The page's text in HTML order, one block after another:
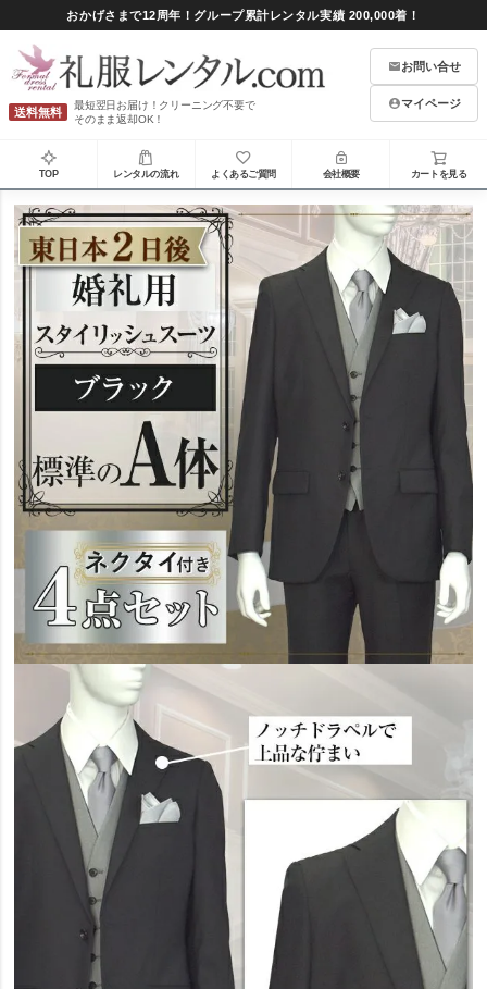
おかげさまで12周年！グループ累計レンタル実績 200,000着！
送料無料
最短翌日お届け！クリーニング不要で
そのまま返却OK！
お問い合せ
マイページ
TOP レンタルの流れ よくあるご質問 会社概要 カートを見る